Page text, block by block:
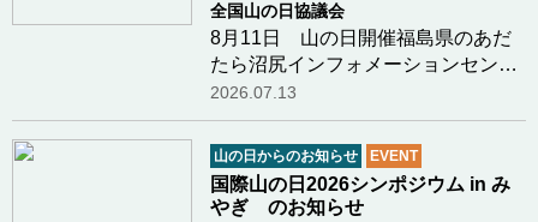
全国山の日協議会
8月11日 山の日開催福島県のあだ
たら沼尻インフォメーションセンタ
ー様より、山の日（８月１１日）に
行われる安達太良山と沼尻の魅力を
体感できるイベントのお知らせで
す。開催日 ： ２０２６年８月１１
日（祝日）開催時…つづきを読む
2026.07.13
山の日からのお知らせ EVENT
国際山の日2026シンポジウム in み
やぎ のお知らせ